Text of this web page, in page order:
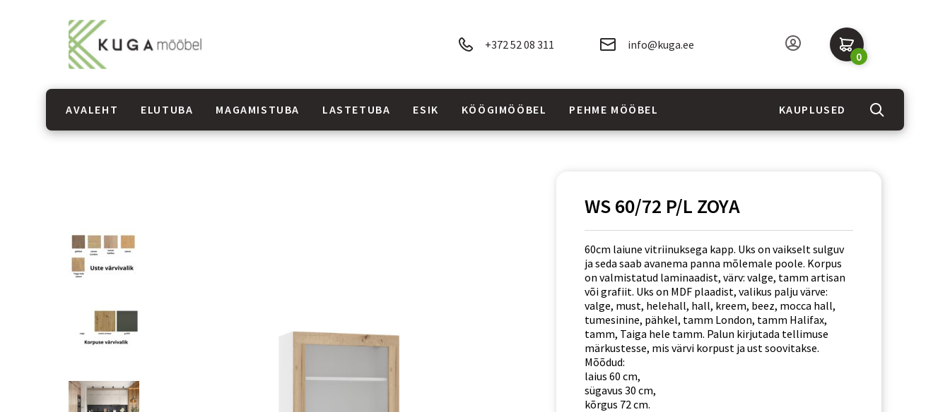
+372 52 08 311 info@kuga.ee
0
AVALEHT ELUTUBA MAGAMISTUBA LASTETUBA ESIK KÖÖGIMÖÖBEL PEHME MÖÖBEL KAUPLUSED
WS 60/72 P/L ZOYA
60cm laiune vitriinuksega kapp. Uks on vaikselt sulguv
ja seda saab avanema panna mõlemale poole. Korpus
on valmistatud laminaadist, värv: valge, tamm artisan
või grafiit. Uks on MDF plaadist, valikus palju värve:
valge, must, helehall, hall, kreem, beez, mocca hall,
tumesinine, pähkel, tamm London, tamm Halifax,
tamm, Taiga hele tamm. Palun kirjutada tellimuse
märkustesse, mis värvi korpust ja ust soovitakse.
Mõõdud:
laius 60 cm,
sügavus 30 cm,
kõrgus 72 cm.